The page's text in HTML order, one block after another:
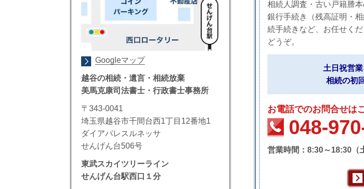
相続人調査・古い戸籍謄
銀行手続き（残高証明・
続手続きなど、お任せく
どうぞ。
土日祝営
相続の初
お電話でのお問合せは
048-
営業時間：8:30～18:30（
Googleマップ
越谷の相続・遺言・相続放棄
美馬克康司法書士・行政書士事務所
〒343-0041
埼玉県越谷市千間台西1丁目12番地1
ダイアパレスルネッサ
せんげん台506号
東武スカイツリーライン
せんげん台駅西口１分